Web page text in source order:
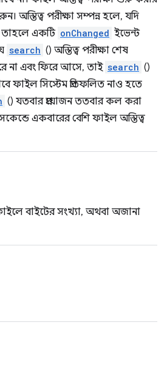
অস্তিত্ব পরীক্ষা সম্পন্ন হলে, যদি
একটি onChanged ইভেন্ট
search () অস্তিত্ব পরীক্ষা শেষ
না এবং ফিরে আসে, তাই search ()
সিস্টেম প্রতিফলিত নাও হতে
() যতবার প্রয়োজন ততবার কল করা
একবারের বেশি ফাইল অস্তিত্ব
বাইটের সংখ্যা, অথবা অজানা